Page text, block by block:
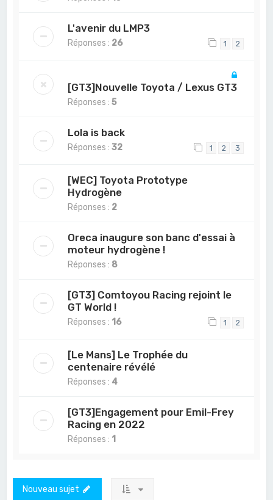
L'avenir du LMP3
Réponses : 26 1 2
[GT3]Nouvelle Toyota / Lexus GT3
Réponses :5
Lola is back
Réponses :32 1 2 3
[WEC] Toyota Prototype
Hydrogène
Réponses : 2
Oreca inaugure son banc d'essai à
moteur hydrogène !
Réponses : 8
[GT3] Comtoyou Racing rejoint le
GT World !
Réponses : 16 1 2
[Le Mans] Le Trophée du
centenaire révélé
Réponses : 4
[GT3]Engagement pour Emil-Frey
Racing en 2022
Réponses : 1
Nouveau sujet